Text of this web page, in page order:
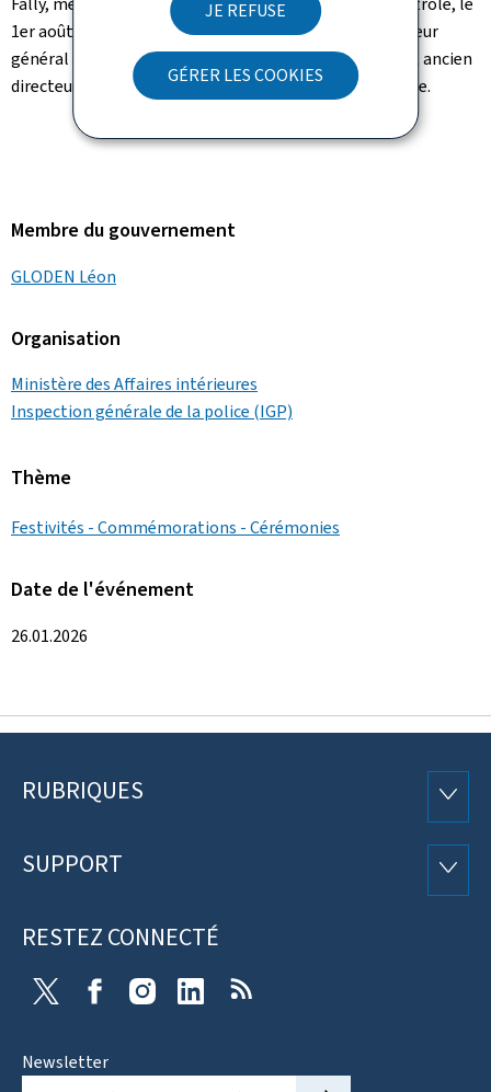
JE REFUSE
GÉRER LES COOKIES
1er août 2025. Depuis cette date, la fonction d'Inspecteur
général adjoint est occupée par Monsieur Patrick Even, ancien
directeur de la région Capitale de la Police grand-ducale.
Membre du gouvernement
GLODEN Léon
Organisation
Ministère des Affaires intérieures
Inspection générale de la police (IGP)
Thème
Festivités - Commémorations - Cérémonies
Date de l'événement
26.01.2026
Pied
page
RUBRIQUES
SUPPORT
RESTEZ CONNECTÉ
FacebookInstagramLinkedin
Newsletter